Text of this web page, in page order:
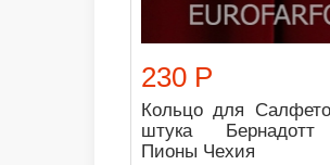
230 Р
Кольцо для
штука
Пионы Чехия